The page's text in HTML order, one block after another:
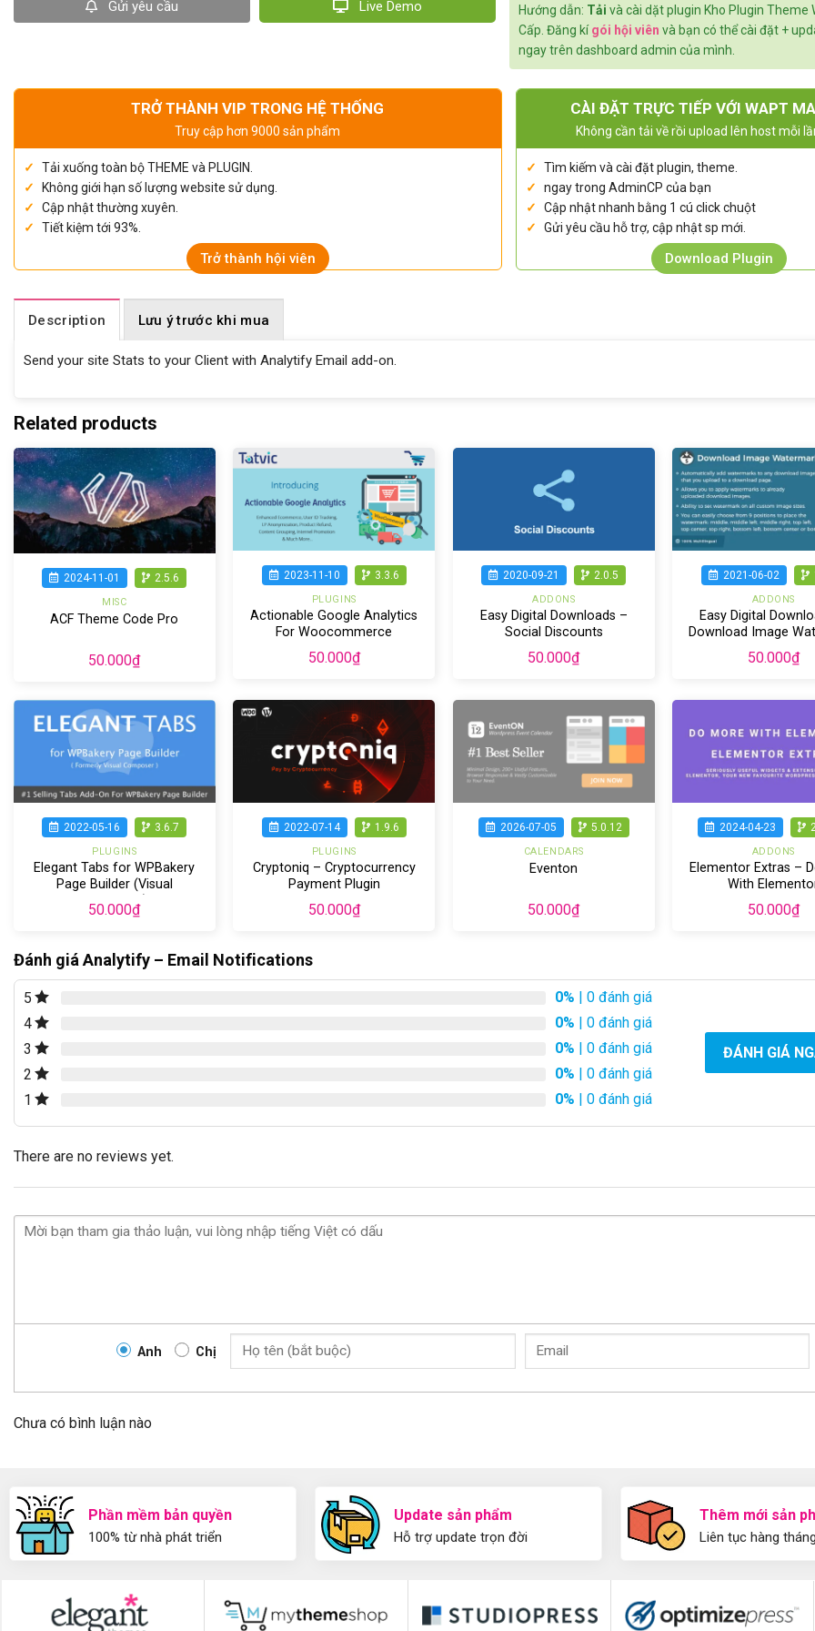
Gửi yêu cầu Live Demo Hướng dẫn: Tải và cài dặt plugin Kho Plugin Theme
Cấp. Đăng kígói hội viên và bạn có thể cài đặt +
ngay trên dashboard admin của mình.
TRỞ THÀNH VIP TRONG HỆ THỐNG
Truy cập hơn 9000 sản phẩm
Tải xuống toàn bộ THEME và PLUGIN.
Không giới hạn số lượng website sử dụng.
Cập nhật thường xuyên.
Tiết kiệm tới 93%.
Trở thành hội viên
CÀI ĐẶT TRỰC TIẾP VỚI WAPT
Không cần tải về rồi upload lên host mỗi
Tìm kiếm và cài đặt plugin, theme.
ngay trong AdminCP của bạn
Cập nhật nhanh bằng 1 cú click chuột
Gửi yêu cầu hỗ trợ, cập nhật sp mới.
Download Plugin
Description Lưu ý trước khi mua
Send your site Stats to your Client with Analytify Email add-on.
Related products
2024-11-01 2.5.6
MISC
ACF Theme Code Pro
50.000₫
2023-11-10 3.3.6
PLUGINS
Actionable Google Analytics
For Woocommerce
50.000₫
2020-09-21 2.0.5
ADDONS
Easy Digital Downloads –
Social Discounts
50.000₫
2021-06-02
ADDONS
Easy Digital
Download Image
50.000₫
2022-05-16 3.6.7
PLUGINS
Elegant Tabs for WPBakery
Page Builder (Visual
Composer)
50.000₫
2022-07-14 1.9.6
PLUGINS
Cryptoniq – Cryptocurrency
Payment Plugin
50.000₫
2026-07-05 5.0.12
CALENDARS
Eventon
50.000₫
2024-04-23
ADDONS
Elementor Extras –
With
50.000₫
Đánh giá Analytify – Email Notifications
5 0% | 0 đánh giá
4
0% | 0 đánh giá
3
0% | 0 đánh giá
2
0% | 0 đánh giá
1
0% | 0 đánh giá
ĐÁNH GIÁ
There are no reviews yet.
Anh Chị
Chưa có bình luận nào
Phần mềm bản quyền
100% từ nhà phát triển
Update sản phẩm
Hỗ trợ update trọn đời
Thêm mới sản
Liên tục hàng tháng